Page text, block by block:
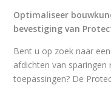
Optimaliseer
bevestiging van
Bent u op zoek naar
afdichten van
toepassingen? De